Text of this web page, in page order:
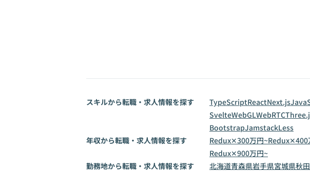
スキルから転職・求人情報を探す TypeScriptReactNext.js
SvelteWebGLWebRTC
BootstrapJamstackLess
年収から転職・求人情報を探す
Redux✕300万円~Redux✕400
Redux✕900万円~
勤務地から転職・求人情報を探す
北海道青森県岩手県宮城県秋